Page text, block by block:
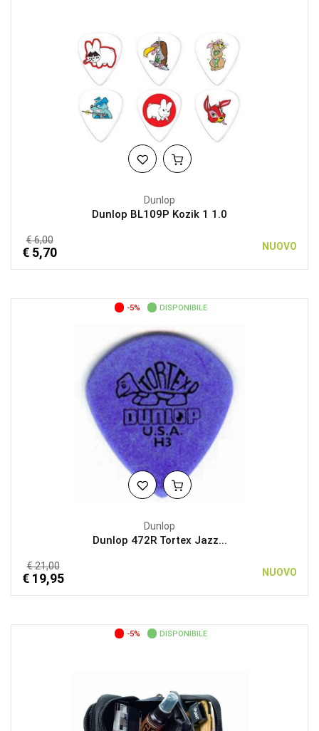
Dunlop
Dunlop BL109P Kozik 1 1.0
€ 6,00
€ 5,70 NUOVO
-5% DISPONIBILE
Dunlop
Dunlop 472R Tortex Jazz...
€ 21,00
€ 19,95 NUOVO
-5% DISPONIBILE